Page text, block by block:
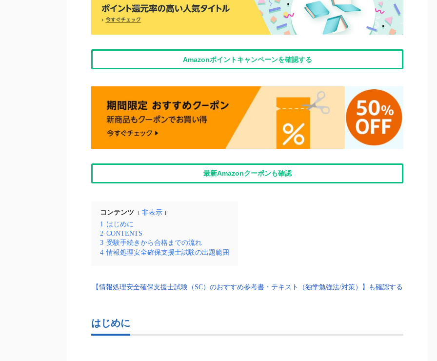
Amazonポイントキャンペーンを確認する
最新Amazonクーポンも確認
コンテンツ
非表示
1
はじめに
2 CONTENTS
3 受験手続きから合格までの流れ
4 情報処理安全確保支援士試験の出題範囲
【情報処理安全確保支援士試験（SC）のおすすめ参考書・テキスト（独学勉強法/対策）】も確認する
はじめに